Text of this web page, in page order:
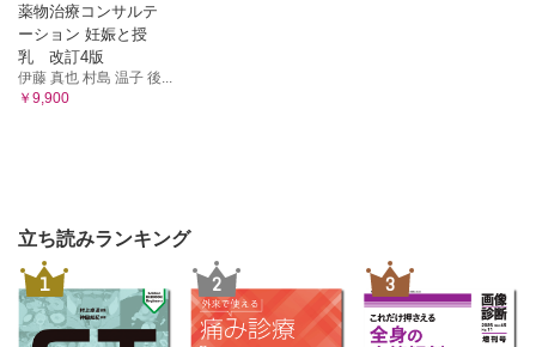
薬物治療コンサルテ
ーション 妊娠と授
乳 改訂4版
伊藤 真也 村島 温子 後...
￥9,900
立ち読みランキング
1 2 3